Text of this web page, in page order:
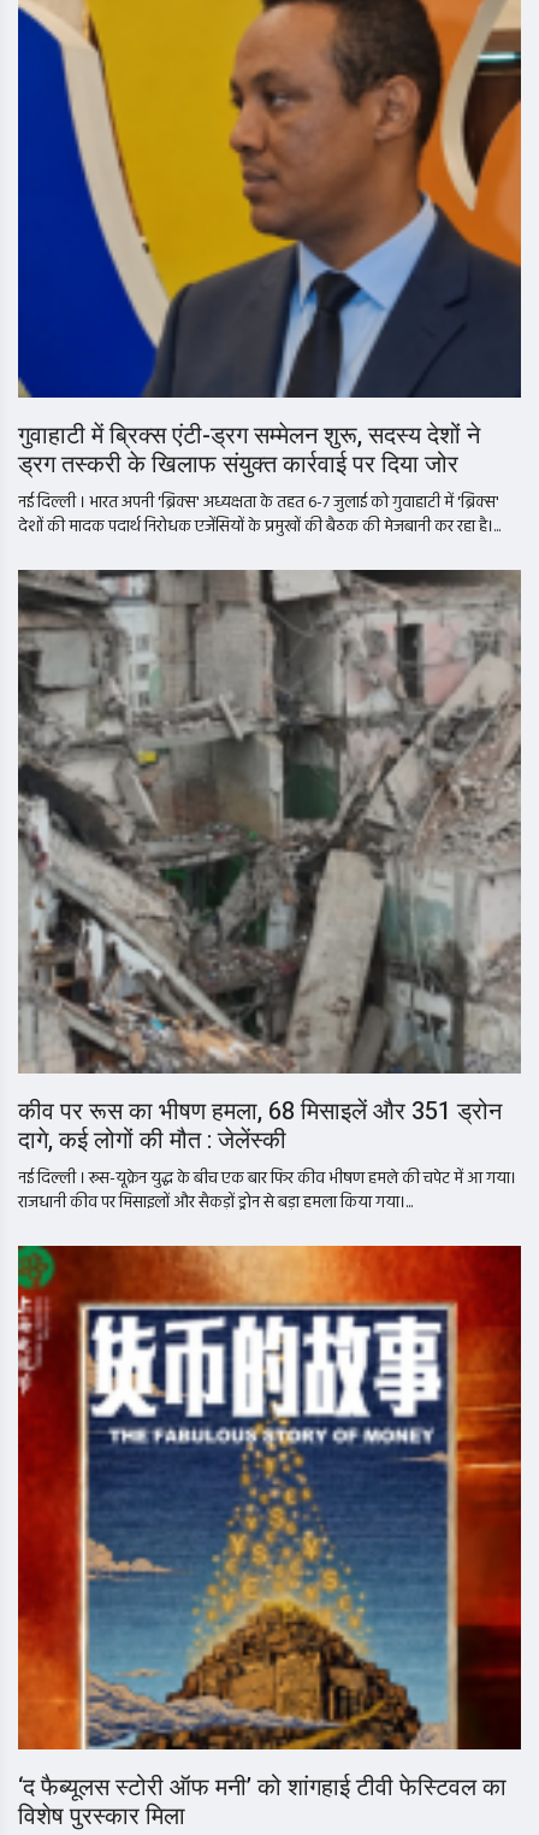
गुवाहाटी में ब्रिक्स एंटी-ड्रग सम्मेलन शुरू, सदस्य देशों ने
ड्रग तस्करी के खिलाफ संयुक्त कार्रवाई पर दिया जोर
नई दिल्ली । भारत अपनी 'ब्रिक्स' अध्यक्षता के तहत 6-7 जुलाई को गुवाहाटी में 'ब्रिक्स'
देशों की मादक पदार्थ निरोधक एजेंसियों के प्रमुखों की बैठक की मेजबानी कर रहा है।...
कीव पर रूस का भीषण हमला, 68 मिसाइलें और 351 ड्रोन
दागे, कई लोगों की मौत : जेलेंस्की
नई द‍िल्‍ली । रूस-यूक्रेन युद्ध के बीच एक बार फिर कीव भीषण हमले की चपेट में आ गया।
राजधानी कीव पर मिसाइलों और सैकड़ों ड्रोन से बड़ा हमला किया गया।...
‘द फैब्यूलस स्टोरी ऑफ मनी’ को शांगहाई टीवी फेस्टिवल का
विशेष पुरस्कार मिला